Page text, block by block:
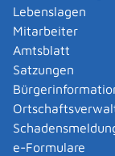
Lebenslagen
Mitarbeiter
Amtsblatt
Satzungen
e-Formulare
Vielzahl von
Informationen
einer